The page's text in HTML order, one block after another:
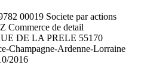
00019 Societe par actions
Commerce de detail
DE LA PRELE 55170
Champagne-Ardenne-Lorraine
2016